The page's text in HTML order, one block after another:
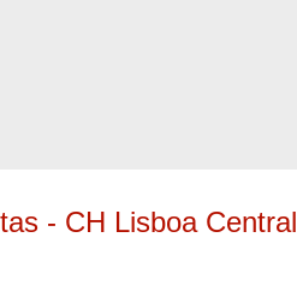
- CH Lisboa Central